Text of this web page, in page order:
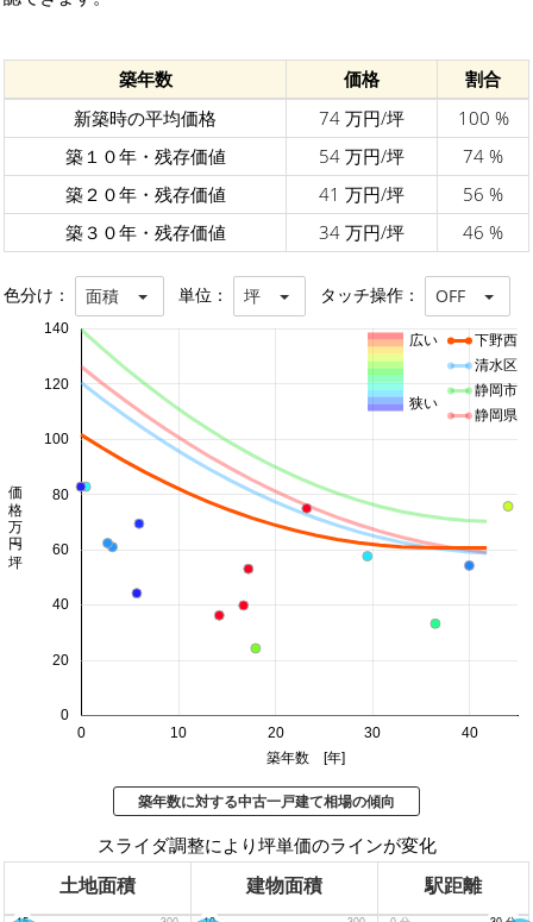
築年数 価格
割合
新築時の平均価格
74 万円/坪
100 %
築１０年・残存価値
54 万円/坪
74 %
築２０年・残存価値
41 万円/坪
56 %
築３０年・残存価値
34 万円/坪 46 %
色分け： 面積 単位： 坪 タッチ操作： OFF
0 10 20 30 40
0
20
40
60
80
100
120
140
築年数 [年]
価格 万円/坪
下野西
清水区
静岡市
静岡県
広い
狭い
築年数に対する中古一戸建て相場の傾向
スライダ調整により坪単価のラインが変化
土地面積 建物面積 駅距離